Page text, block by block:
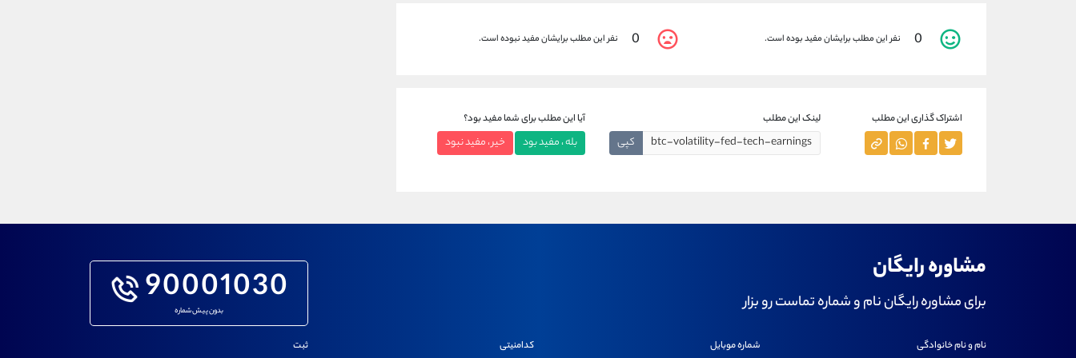
0 نفر این مطلب برایشان مفید بوده است. 0 نفر این مطلب برایشان مفید نبوده است.
اشتراک گذاری این مطلب لینک این مطلب
کپی
آیا این مطلب برای شما مفید بود؟
بله ، مفید بود خیر ، مفید نبود
مشاوره رایگان
برای مشاوره رایگان نام و شماره تماست رو بزار 90001030
بدون پیش شماره
نام و نام خانوادگی شماره موبایل کدامنیتی ثبت